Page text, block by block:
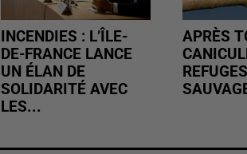
INCENDIES : L’ÎLE-
DE-FRANCE LANCE
UN ÉLAN DE
SOLIDARITÉ AVEC
LES...
APRÈS